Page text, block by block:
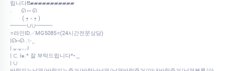
립니다❗❗▰▰▰▰▰▰▰▰▰▰▰
.⠀⠀ ᘏ ⑅ ᘏ
⠀⠀⠀( •̤ ༝ •̤ )
━━━∪∪━━━
⭐라인ID╱MG5085⭐(24시간전문상담)
|ᘏ⑅ᘏ .✨⸒⸒
| ᴗ͈.ᴗ͈⸝⸝꒱
| ⊂ ꒱๑.* 잘 부탁드립니다*•.¸¸
| ∪